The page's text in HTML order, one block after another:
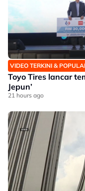
VIDEO TERKINI &
Toyo Tires lancar
Jepun’
21 hours ago